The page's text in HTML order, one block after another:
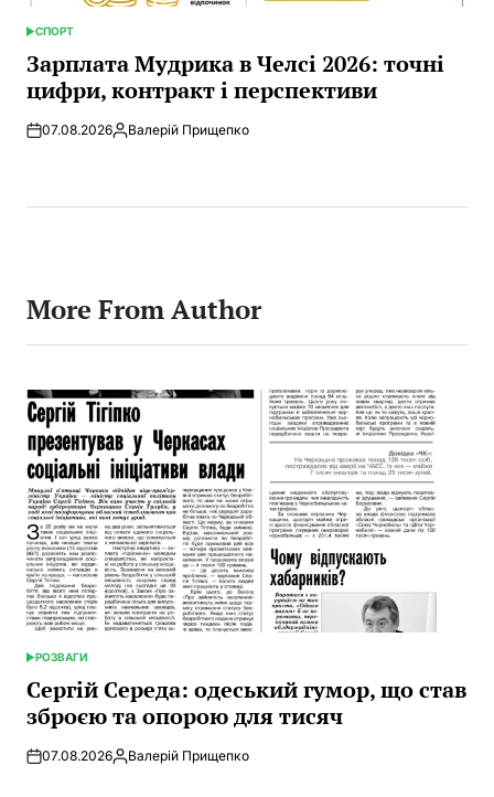
POSTED
IN
СПОРТ
Зарплата Мудрика в Челсі 2026: точні
цифри, контракт і перспективи
07.08.2026Posted
Валерій Прищепко
More From Author
POSTED
IN
РОЗВАГИ
Сергій Середа: одеський гумор, що став
зброєю та опорою для тисяч
07.08.2026Posted
Валерій Прищепко